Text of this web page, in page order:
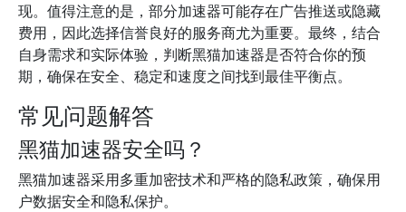
现。值得注意的是，部分加速器可能存在广告推送或隐藏
费用，因此选择信誉良好的服务商尤为重要。最终，结合
自身需求和实际体验，判断黑猫加速器是否符合你的预
期，确保在安全、稳定和速度之间找到最佳平衡点。
常见问题解答
黑猫加速器安全吗？
黑猫加速器采用多重加密技术和严格的隐私政策，确保用
户数据安全和隐私保护。